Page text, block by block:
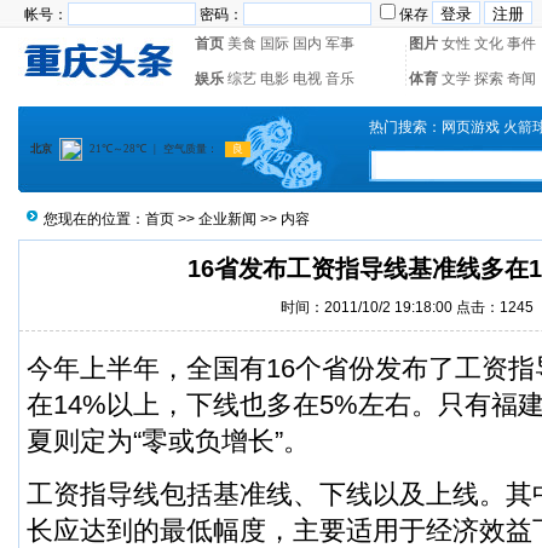
帐号： 密码：
保存
首页 美食 国际 国内 军事 图片 女性 文化 事件
娱乐 综艺 电影 电视 音乐 体育 文学 探索 奇闻
热门搜索： 网页游戏 火箭
您现在的位置： 首页 >> 企业新闻 >> 内容
16省发布工资指导线基准线多在
时间：2011/10/2 19:18:00 点击：1245
今年上半年，全国有16个省份发布了工资
在14%以上，下线也多在5%左右。只有福
夏则定为“零或负增长”。
工资指导线包括基准线、下线以及上线。
长应达到的最低幅度，主要适用于经济效